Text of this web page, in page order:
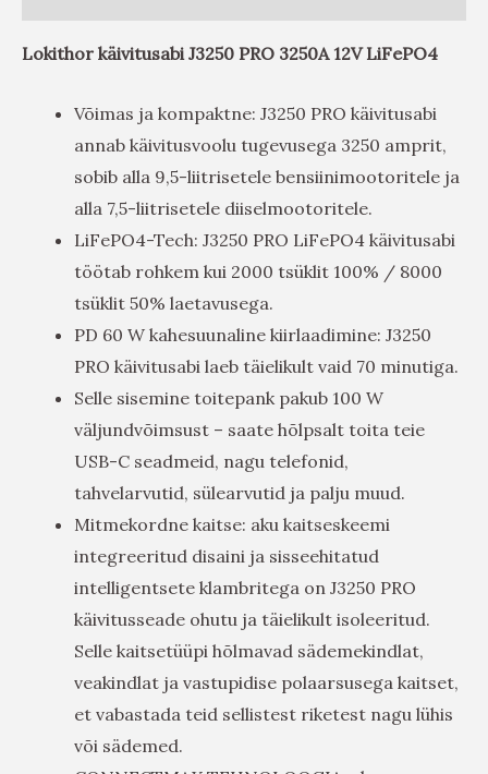
Lokithor käivitusabi J3250 PRO 3250A 12V LiFePO4
Võimas ja kompaktne: J3250 PRO käivitusabi
annab käivitusvoolu tugevusega 3250 amprit,
sobib alla 9,5-liitrisetele bensiinimootoritele ja
alla 7,5-liitrisetele diiselmootoritele.
LiFePO4-Tech: J3250 PRO LiFePO4 käivitusabi
töötab rohkem kui 2000 tsüklit 100% / 8000
tsüklit 50% laetavusega.
PD 60 W kahesuunaline kiirlaadimine: J3250
PRO käivitusabi laeb täielikult vaid 70 minutiga.
Selle sisemine toitepank pakub 100 W
väljundvõimsust – saate hõlpsalt toita teie
USB-C seadmeid, nagu telefonid,
tahvelarvutid, sülearvutid ja palju muud.
Mitmekordne kaitse: aku kaitseskeemi
integreeritud disaini ja sisseehitatud
intelligentsete klambritega on J3250 PRO
käivitusseade ohutu ja täielikult isoleeritud.
Selle kaitsetüüpi hõlmavad sädemekindlat,
veakindlat ja vastupidise polaarsusega kaitset,
et vabastada teid sellistest riketest nagu lühis
või sädemed.